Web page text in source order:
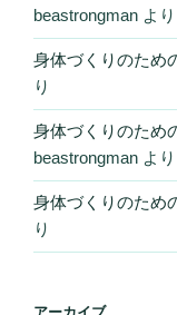
beastrongman より
身体づくりのため
り
身体づくりのため
beastrongman より
身体づくりのため
り